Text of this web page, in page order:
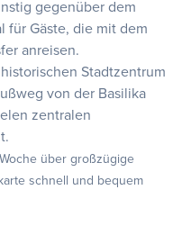
gegenüber dem
für Gäste, die mit dem
anreisen.
Stadtzentrum
von der Basilika
zentralen
über großzügige
schnell und bequem